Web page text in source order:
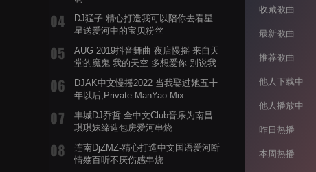
DJ猛子-精心打造我可以陪你去看星
星送爱河中的宝贝粉丝
AUG 2019抖音舞曲 夜店慢摇 来自天
堂的魔鬼 我的天空 多想爱你 别说我
DJAK中文慢摇2022 当我娶过她五十
年以后,Private ManYao Mix
丰城DJ乔哲-全中文Club音乐为南昌
琪琪妹缔造包房爱河串烧
连南DjZMZ-精心打造中文国语爱河断
情殇百听不厌伤感串烧
收藏歌曲
最新歌曲
推荐歌曲
他人下载中
他人播放中
昨日热播
本周热播